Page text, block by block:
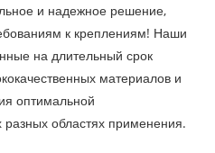
и надежное решение,
к креплениям! Наши
на длительный срок
материалов и
оптимальной
разных областях применения.